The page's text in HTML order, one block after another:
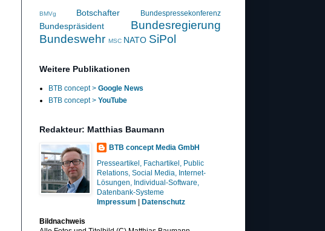
BMVg Botschafter Bundespressekonferenz
Bundespräsident
Bundesregierung
Bundeswehr MSC NATO SiPol
Weitere Publikationen
BTB concept > Google News
BTB concept > YouTube
Redakteur: Matthias Baumann
BTB concept Media GmbH
Presseartikel, Fachartikel, Public
Relations, Social Media, Internet-
Lösungen, Individual-Software,
Datenbank-Systeme
Impressum
Datenschutz
Bildnachweis